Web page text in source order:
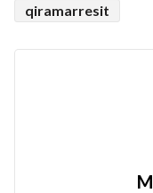
qiramarresit